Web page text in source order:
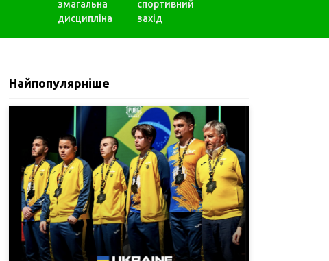
змагальна
дисципліна
спортивний
захід
Найпопулярніше